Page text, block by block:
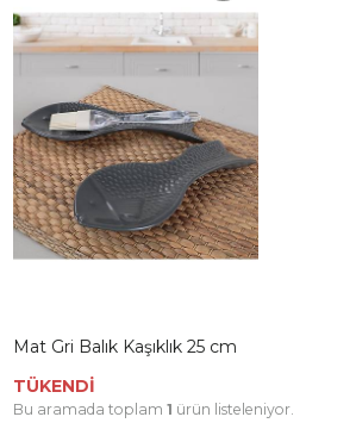
Mat Gri Balık Kaşıklık 25 cm
TÜKENDİ
Bu aramada toplam 1 ürün listeleniyor.